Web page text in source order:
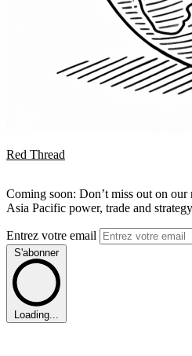
Red Thread
Coming soon: Don’t miss out on
Asia Pacific power, trade and
Entrez votre email
S'abonner
Loading...